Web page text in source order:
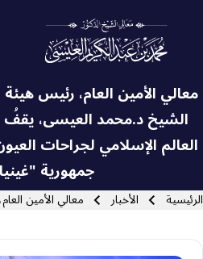
Skip to main navigation
Close search
‏معالي الأمين العام، رئيس
الشيخ د.⁧‫محمد العيسى‬⁩‬⁩، يقفُ
العالم الإسلامي‬⁩ لجراحات
جمهورية
مسار التنقل
الرئيسية الأخبار ‏معالي الأمين